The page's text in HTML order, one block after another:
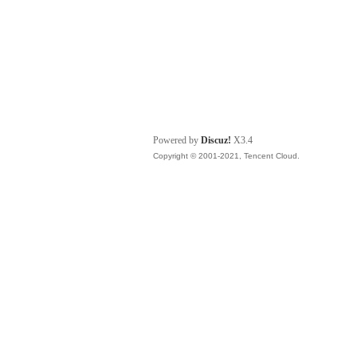
Powered by Discuz! X3.4
Copyright © 2001-2021, Tencent Cloud.